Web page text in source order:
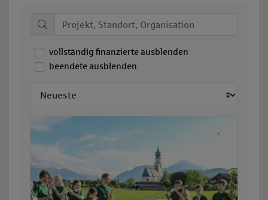
vollständig finanzierte ausblenden
beendete ausblenden
Sortieren nach: